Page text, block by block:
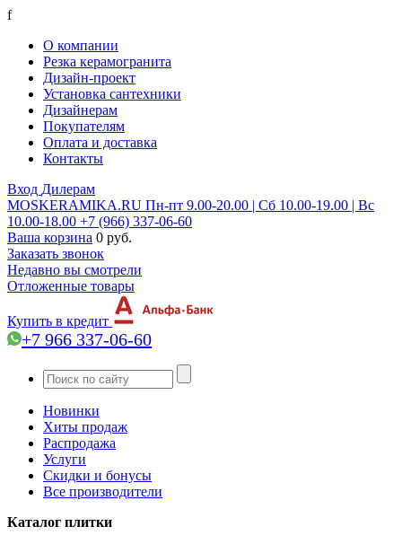
f
О компании
Резка керамогранита
Дизайн-проект
Установка сантехники
Дизайнерам
Покупателям
Оплата и доставка
Контакты
Вход Дилерам
MOSKERAMIKA.RU Пн-пт 9.00-20.00 | Сб 10.00-19.00 | Вс
10.00-18.00 +7 (966) 337-06-60
Ваша корзина 0 руб.
Заказать звонок
Недавно вы смотрели
Отложенные товары
Купить в кредит
+7 966 337-06-60
Новинки
Хиты продаж
Распродажа
Услуги
Скидки и бонусы
Все производители
Каталог плитки